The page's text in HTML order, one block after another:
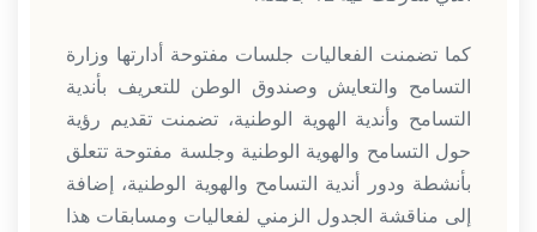
كما تضمنت الفعاليات جلسات مفتوحة أدارتها وزارة
التسامح والتعايش وصندوق الوطن للتعريف بأندية
التسامح وأندية الهوية الوطنية، تضمنت تقديم رؤية
حول التسامح والهوية الوطنية وجلسة مفتوحة تتعلق
بأنشطة ودور أندية التسامح والهوية الوطنية، إضافة
إلى مناقشة الجدول الزمني لفعاليات ومسابقات هذا